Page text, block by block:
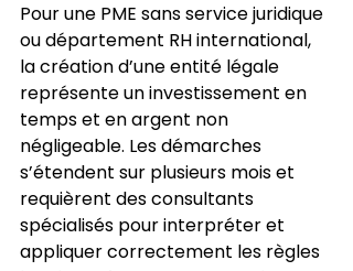
Pour une PME sans service juridique
ou département RH international,
la création d’une entité légale
représente un investissement en
temps et en argent non
négligeable. Les démarches
s’étendent sur plusieurs mois et
requièrent des consultants
spécialisés pour interpréter et
appliquer correctement les règles